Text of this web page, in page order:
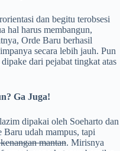
dan begitu terobsesi
hal harus membangun,
Orde Baru berhasil
secara lebih jauh. Pun
dari pejabat tingkat atas
Ga Juga!
dipakai oleh Soeharto dan
Baru udah mampus, tapi
mantan. Mirisnya